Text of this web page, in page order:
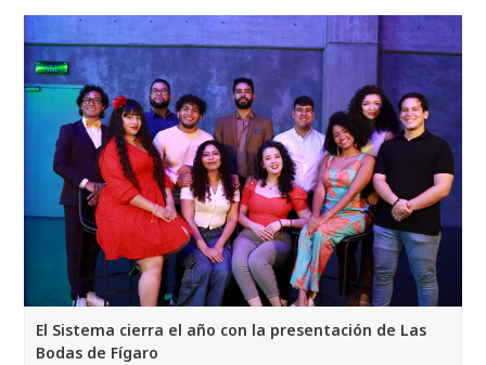
El Sistema cierra el año con la presentación de Las
Bodas de Fígaro